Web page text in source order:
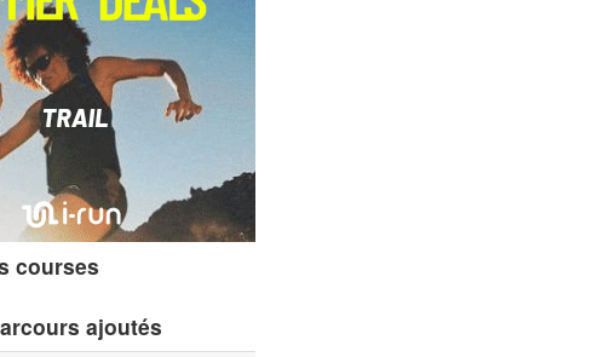
courses
ajoutés